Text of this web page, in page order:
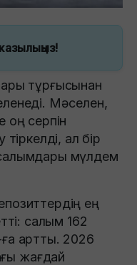
тұрғысынан
Мәселен,
оң серпін
ал бір
мүлдем
ең
салым 162
артты. 2026
жағдай